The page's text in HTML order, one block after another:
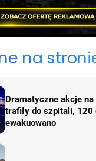
na
Dramatyczne akcje
trafiły do szpitali, 120
ewakuowano